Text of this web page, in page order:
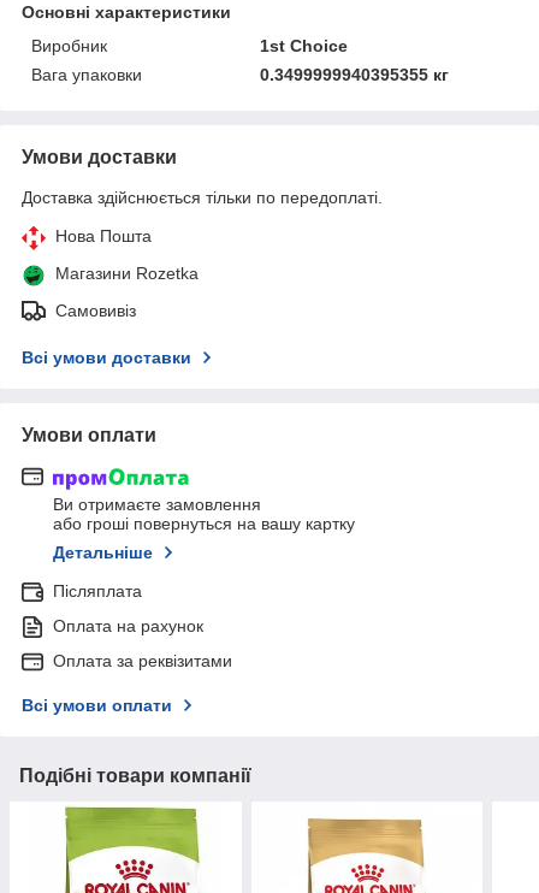
Основні характеристики
Виробник
1st Choice
Вага упаковки
0.3499999940395355 кг
Умови доставки
Доставка здійснюється тільки по передоплаті.
Нова Пошта
Магазини Rozetka
Самовивіз
Всі умови доставки
Умови оплати
Ви отримаєте замовлення
або гроші повернуться на вашу картку
Детальніше
Післяплата
Оплата на рахунок
Оплата за реквізитами
Всі умови оплати
Подібні товари компанії